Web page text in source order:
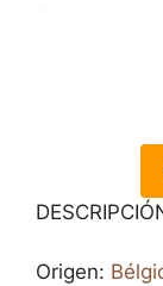
Origen: